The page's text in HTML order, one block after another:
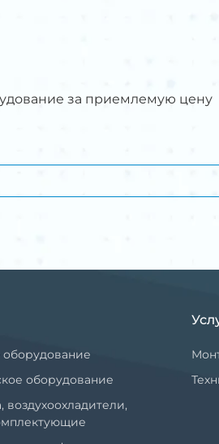
за приемлемую цену
оборудование
воздухоохладители,